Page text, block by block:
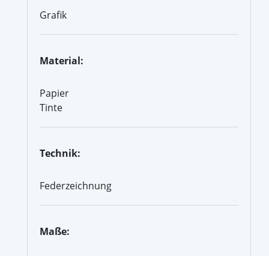
Grafik
Material:
Papier
Tinte
Technik:
Federzeichnung
Maße: